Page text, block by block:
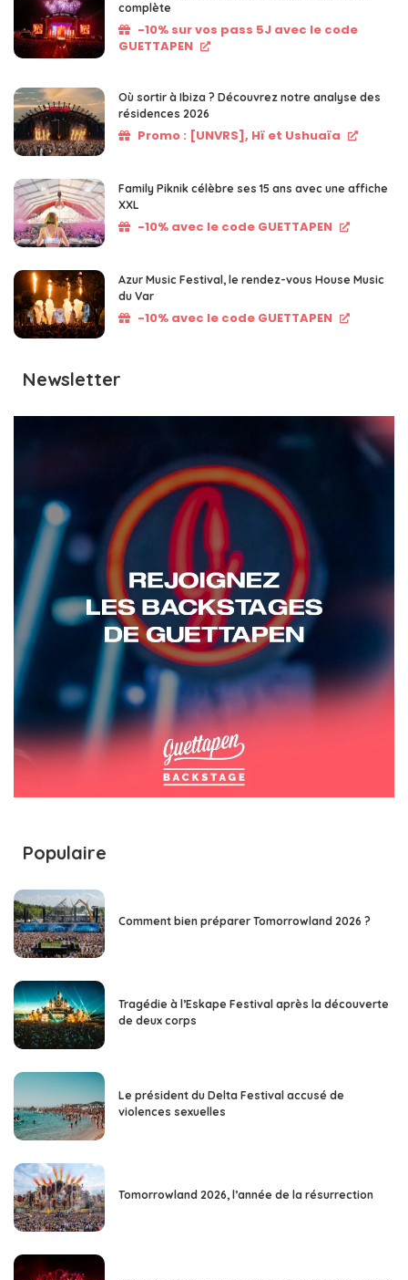
complète
-10% sur vos pass 5J avec le code
GUETTAPEN
Où sortir à Ibiza ? Découvrez notre analyse des
résidences 2026
Promo : [UNVRS], Hï et Ushuaïa
Family Piknik célèbre ses 15 ans avec une affiche
XXL
-10% avec le code GUETTAPEN
Azur Music Festival, le rendez-vous House Music
du Var
-10% avec le code GUETTAPEN
Newsletter
Populaire
Comment bien préparer Tomorrowland 2026 ?
Tragédie à l’Eskape Festival après la découverte
de deux corps
Le président du Delta Festival accusé de
violences sexuelles
Tomorrowland 2026, l’année de la résurrection